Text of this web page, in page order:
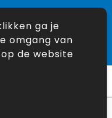
2026
ga je
omgang van
de website